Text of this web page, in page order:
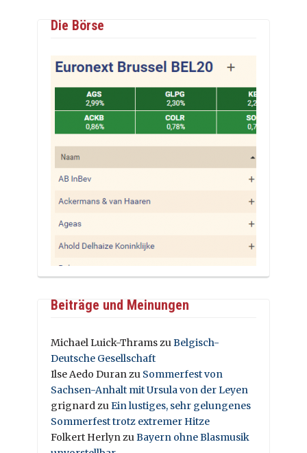
Die Börse
Beiträge und Meinungen
Michael Luick-Thrams zu Belgisch-
Deutsche Gesellschaft
Ilse Aedo Duran zu Sommerfest von
Sachsen-Anhalt mit Ursula von der Leyen
grignard zu Ein lustiges, sehr gelungenes
Sommerfest trotz extremer Hitze
Folkert Herlyn zu Bayern ohne Blasmusik